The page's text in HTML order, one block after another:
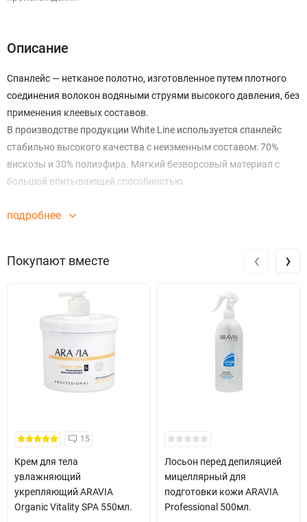
Описание
Спанлейс — нетканое полотно, изготовленное путем плотного
соединения волокон водяными струями высокого давления, без
применения клеевых составов.
В производстве продукции White Line используется спанлейс
стабильно высокого качества с неизменным составом: 70%
вискозы и 30% полиэфира. Мягкий безворсовый материал с
большой впитывающей способностью.
подробнее
Покупают вместе
15
Крем для тела
увлажняющий
укрепляющий ARAVIA
Organic Vitality SPA 550мл.
Лосьон перед депиляцией
мицеллярный для
подготовки кожи ARAVIA
Professional 500мл.
‹ ›